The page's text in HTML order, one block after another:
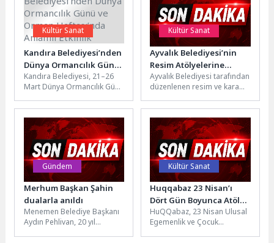
Kültür Sanat
Kandıra Belediyesi’nden
Dünya Ormancılık Günü
ve Orman Haftası’nda
Anlamlı Etkinlik
Kandıra Belediyesi, 21–26
Mart Dünya Ormancılık Günü
kapsamında çevre bilincini
artırmaya yönelik...
Kültür Sanat
Ayvalık Belediyesi’nin
Resim Atölyelerine
Yoğun İlgi
Ayvalık Belediyesi tarafından
düzenlenen resim ve kara
yoğun ilgisiyle karşılanırken
ortaya çıkan...
Gündem
Merhum Başkan Şahin
dualarla anıldı
Menemen Belediye Başkanı
Aydın Pehlivan, 20 yıl
Kültür Sanat
Huqqabaz 23 Nisan’ı
Dört Gün Boyunca Atölye
Deneyimleriyle Kutluyor
HuQQabaz, 23 Nisan Ulusal
Egemenlik ve Çocuk